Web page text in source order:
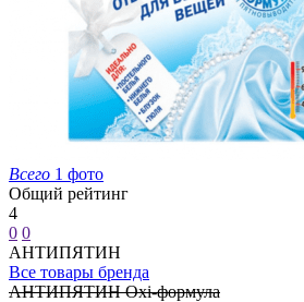
Всего 1 фото
Общий рейтинг
4
0 0
АНТИПЯТИН
Все товары бренда
АНТИПЯТИН Oxi-формула